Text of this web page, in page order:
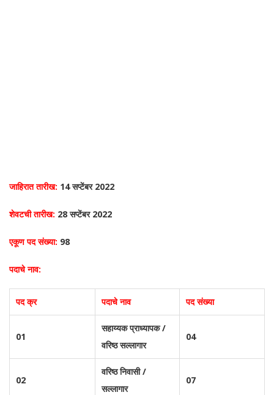
जाहिरात तारीख: 14 सप्टेंबर 2022
शेवटची तारीख: 28 सप्टेंबर 2022
एकूण पद संख्या: 98
पदाचे नाव:
पद क्र पदाचे नाव पद संख्या
01
सहाय्यक प्राध्यापक /
वरिष्ठ सल्लागार
04
02
वरिष्ठ निवासी /
सल्लागार
07